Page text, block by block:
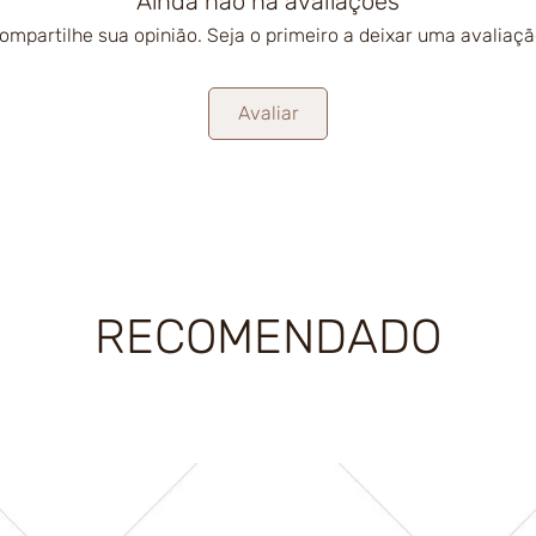
sua opinião. Seja o primeiro a deixar uma
Avaliar
RECOMENDADO